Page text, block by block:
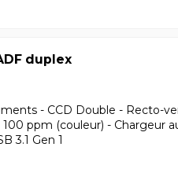
duplex
- CCD Double - Recto-
ppm (couleur) - Chargeur
3.1 Gen 1